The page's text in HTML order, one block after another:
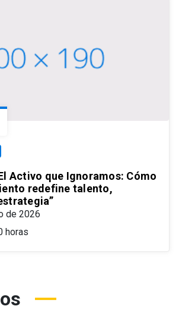
Activo que Ignoramos: Cómo
redefine talento,
de 2026
horas